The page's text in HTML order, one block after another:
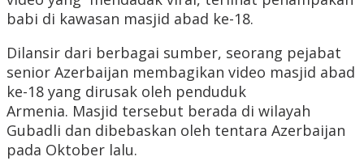
babi di kawasan masjid abad ke-18.
Dilansir dari berbagai sumber, seorang pejabat
senior Azerbaijan membagikan video masjid abad
ke-18 yang dirusak oleh penduduk
Armenia. Masjid tersebut berada di wilayah
Gubadli dan dibebaskan oleh tentara Azerbaijan
pada Oktober lalu.